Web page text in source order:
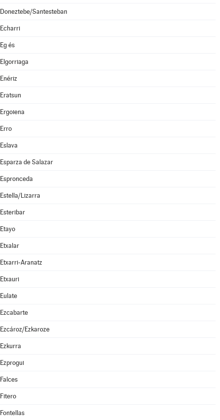
Doneztebe/Santesteban
Echarri
Eg és
Elgorriaga
Enériz
Eratsun
Ergoiena
Erro
Eslava
Esparza de Salazar
Espronceda
Estella/Lizarra
Esteribar
Etayo
Etxalar
Etxarri-Aranatz
Etxauri
Eulate
Ezcabarte
Ezcároz/Ezkaroze
Ezkurra
Ezprogui
Falces
Fitero
Fontellas